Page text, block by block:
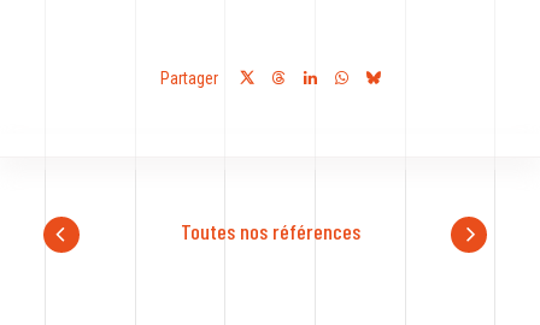
Partager
Toutes nos références